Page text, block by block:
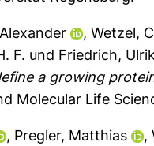
, Wetzel,
F. und Friedrich,
a growing
Molecular Life
, Pregler, Matthias ,